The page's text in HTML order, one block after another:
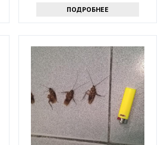
ПОДРОБНЕЕ